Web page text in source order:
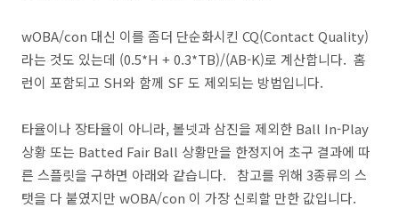
wOBA/con 대신 이를 좀더 단순화시킨 CQ(Contact Quality)
라는 것도 있는데 (0.5*H + 0.3*TB)/(AB-K)로 계산합니다. 홈
런이 포함되고 SH와 함께 SF 도 제외되는 방법입니다.
타율이나 장타율이 아니라, 볼넷과 삼진을 제외한 Ball In-Play
상황 또는 Batted Fair Ball 상황만을 한정지어 초구 결과에 따
른 스플릿을 구하면 아래와 같습니다. 참고를 위해 3종류의 스
탯을 다 붙였지만 wOBA/con 이 가장 신뢰할 만한 값입니다.